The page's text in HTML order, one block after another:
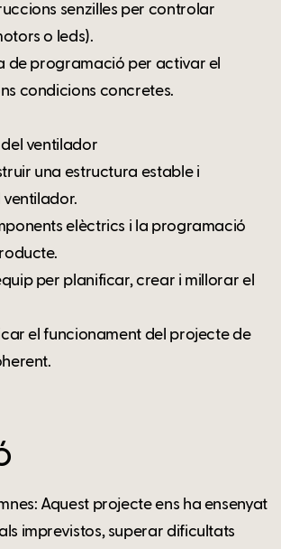
senzilles per controlar
o leds).
de programació per activar el
condicions concretes.
del ventilador
una estructura estable i
elèctrics i la programació
per planificar, crear i millorar el
el funcionament del projecte de
Aquest projecte ens ha ensenyat
imprevistos, superar dificultats